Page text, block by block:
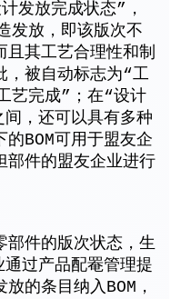
发放完成状态”，
发放，即该版次不
且其工艺合理性和制
，被自动标志为“工
艺完成”；在“设计
，还可以具有多种
BOM可用于盟友企
部件的盟友企业进行
部件的版次状态，生
通过产品配罨管理提
的条目纳入BOM，